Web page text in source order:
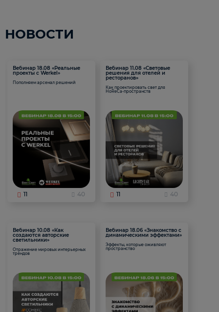
НОВОСТИ
Вебинар 18.08 «Реальные
проекты с Werkel»
Пополняем арсенал решений
11 40
Вебинар 11.08 «Световые
решения для отелей и
ресторанов»
Как проектировать свет для
HoReCa-пространств
11 40
Вебинар 10.08 «Как
создаются авторские
светильники»
Отражение мировых интерьерных
трендов
Вебинар 18.06 «Знакомство с
динамическими эффектами»
Эффекты, которые оживляют
пространство